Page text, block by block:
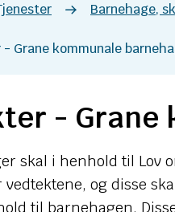
Barnehage,
Grane kommunale
- Grane
skal i henhold til Lov
vedtektene, og disse
til barnehagen.